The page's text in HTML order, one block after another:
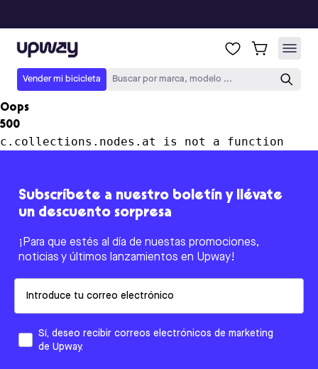
Upway
Vender mi bicicleta Buscar por marca, modelo ...
Oops
500
c.collections.nodes.at is not a function
Subscríbete a nuestro boletín y llévate
un descuento sorpresa
¡Para que estés al día de nuestas promociones,
noticias y últimos lanzamientos en Upway!
Sí, deseo recibir correos electrónicos de marketing
de Upway.